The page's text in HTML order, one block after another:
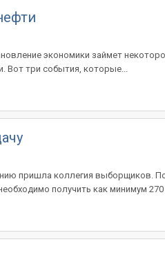
экономики займет
Вот три события, которые...
пришла коллегия выборщиков.
получить как минимум 270